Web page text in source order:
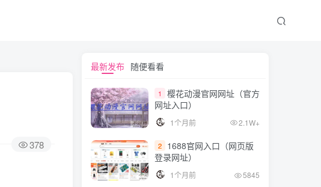
378
最新发布 随便看看
1
樱花动漫官网网址（官方
网址入口）
1个月前 2.1W+
2
1688官网入口（网页版
登录网址）
1个月前 5845